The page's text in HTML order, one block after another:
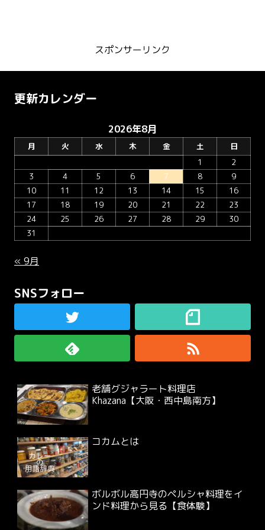
スポンサーリンク
更新カレンダー
2026年8月
月 火 水 木 金 土
日
1
2
3
4 5 6 7 8
9
10
11 12 13 14 15
16
17
18 19 20 21 22
23
24
25 26 27 28 29
30
31
« 9月
SNSフォロー
老舗グジャラート料理店
Khazana【大阪・西中島南方】
コカムとは
ボルボル高円寺のペルシャ料理をイ
ンド料理から見る【食体験】